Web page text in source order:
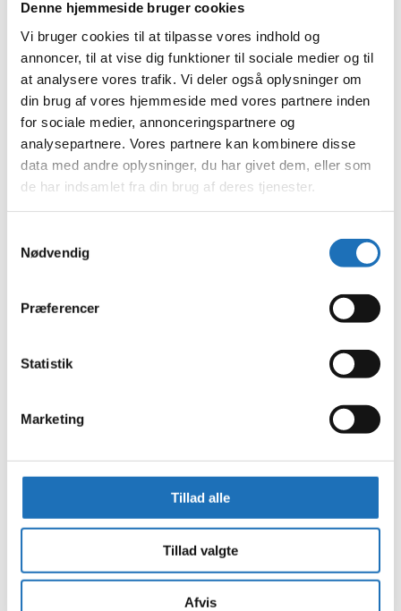
Denne hjemmeside bruger cookies
Vi bruger cookies til at tilpasse vores indhold og
annoncer, til at vise dig funktioner til sociale medier og til
at analysere vores trafik. Vi deler også oplysninger om
din brug af vores hjemmeside med vores partnere inden
for sociale medier, annonceringspartnere og
analysepartnere. Vores partnere kan kombinere disse
data med andre oplysninger, du har givet dem, eller som
de har indsamlet fra din brug af deres tjenester.
Nødvendig
Præferencer
Statistik
Marketing
Tillad alle
Tillad valgte
Afvis
september 2023
juli 2023
juni 2023
maj 2023
april 2023
februar 2023
januar 2023
december 2022
november 2022
oktober 2022
september 2022
maj 2022
januar 2022
oktober 2021
juli 2021
juni 2021
april 2021
marts 2021
december 2020
september 2020